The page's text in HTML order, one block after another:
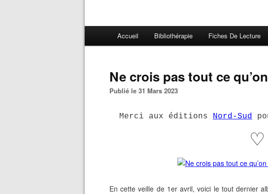
Accueil Bibliothérapie Fiches De Lecture
Ne crois pas tout ce
Publié le 31 Mars 2023
Merci aux éditions Nord-Sud
♡
En cette veille de 1er avril, voici le tout dernier